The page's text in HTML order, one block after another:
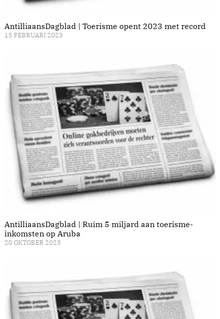
AntilliaansDagblad | Toerisme opent 2023 met record
15 FEBRUARI 2023
AntilliaansDagblad | Ruim 5 miljard aan toerisme-
inkomsten op Aruba
20 OKTOBER 2023